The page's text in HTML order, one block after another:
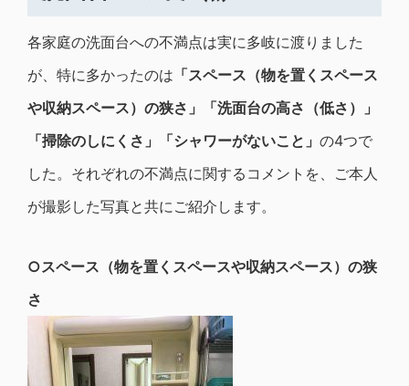
各家庭の洗面台への不満点は実に多岐に渡りました
が、特に多かったのは 「スペース（物を置くスペース
や収納スペース）の狭さ」「洗面台の高さ（低さ）」
「掃除のしにくさ」「シャワーがないこと」 の4つで
した。それぞれの不満点に関するコメントを、ご本人
が撮影した写真と共にご紹介します。
○スペース（物を置くスペースや収納スペース）の狭
さ